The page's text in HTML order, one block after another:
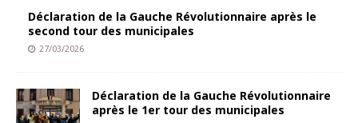
Déclaration de la Gauche Révolutionnaire après le
second tour des municipales
27/03/2026
Déclaration de la Gauche Révolutionnaire
après le 1er tour des municipales